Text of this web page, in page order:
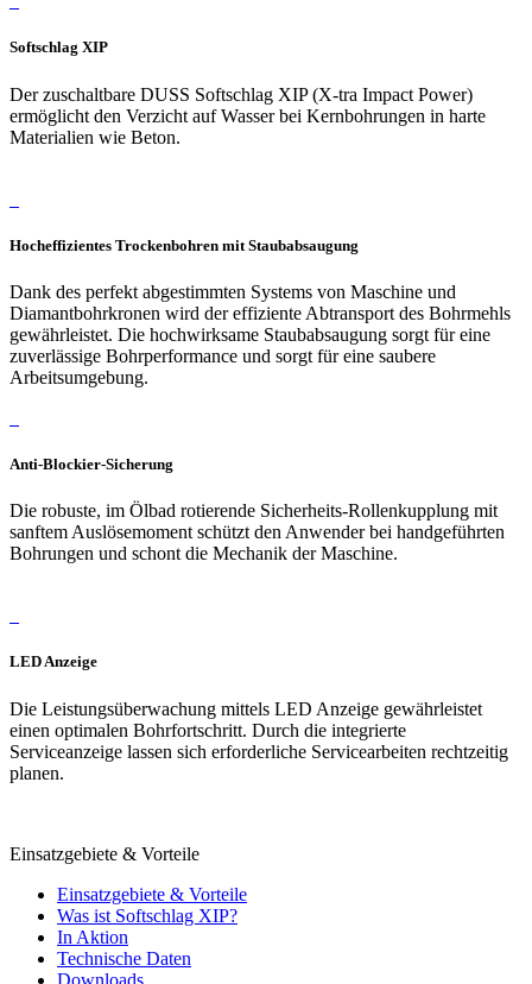
Softschlag XIP
Der zuschaltbare DUSS Softschlag XIP (X-tra Impact Power)
ermöglicht den Verzicht auf Wasser bei Kernbohrungen in harte
Materialien wie Beton.
Hocheffizientes Trockenbohren mit Staubabsaugung
Dank des perfekt abgestimmten Systems von Maschine und
Diamantbohrkronen wird der effiziente Abtransport des Bohrmehls
gewährleistet. Die hochwirksame Staubabsaugung sorgt für eine
zuverlässige Bohrperformance und sorgt für eine saubere
Arbeitsumgebung.
Anti-Blockier-Sicherung
Die robuste, im Ölbad rotierende Sicherheits-Rollenkupplung mit
sanftem Auslösemoment schützt den Anwender bei handgeführten
Bohrungen und schont die Mechanik der Maschine.
LED Anzeige
Die Leistungsüberwachung mittels LED Anzeige gewährleistet
einen optimalen Bohrfortschritt. Durch die integrierte
Serviceanzeige lassen sich erforderliche Servicearbeiten rechtzeitig
planen.
Einsatzgebiete & Vorteile
Einsatzgebiete & Vorteile
Was ist Softschlag XIP?
In Aktion
Technische Daten
Downloads